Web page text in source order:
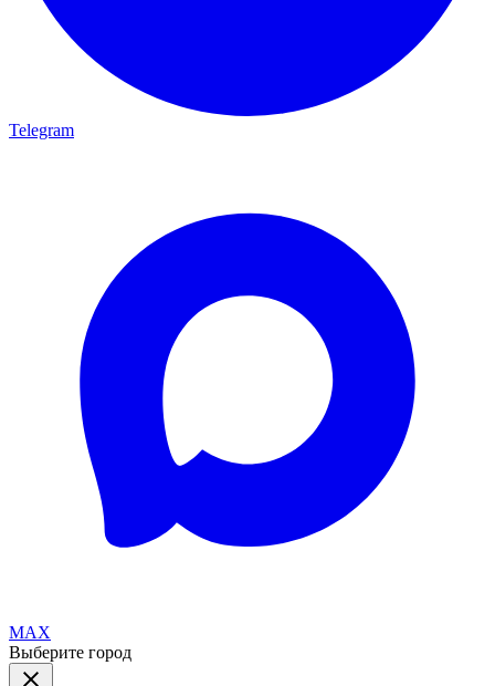
Telegram
MAX
Выберите город